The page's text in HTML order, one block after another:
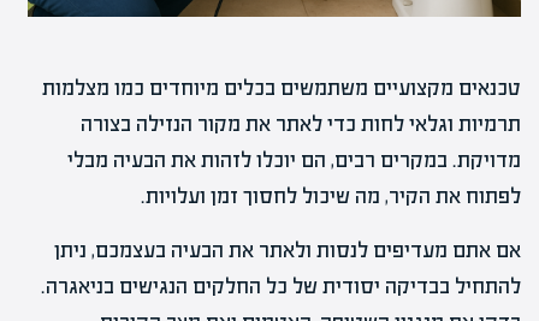
טכנאים מקצועיים משתמשים בכלים מיוחדים כמו מצלמות
תרמיות וגלאי לחות כדי לאתר את מקור הנזילה בצורה
מדויקת. במקרים רבים, הם יוכלו לזהות את הבעיה מבלי
לפתוח את הקיר, מה שיכול לחסוך זמן ועלויות.
אם אתם מעדיפים לנסות ולאתר את הבעיה בעצמכם, ניתן
להתחיל בבדיקה יסודית של כל החלקים הנגישים בניאגרה.